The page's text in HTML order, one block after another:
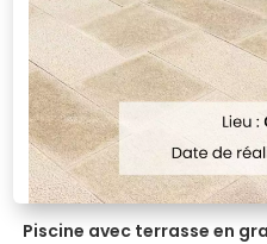
Piscine avec terrasse en